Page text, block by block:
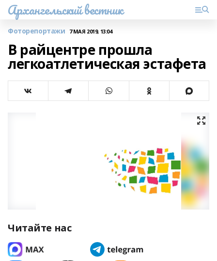
Архангельский вестник
Фоторепортажи 7 МАЯ 2019, 13:04
В райцентре прошла
легкоатлетическая эстафета
Читайте нас